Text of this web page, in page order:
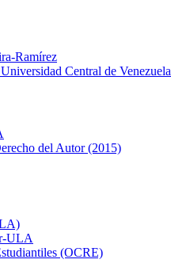
Ramírez
Central de
del Autor (2015)
ULA
(OCRE)